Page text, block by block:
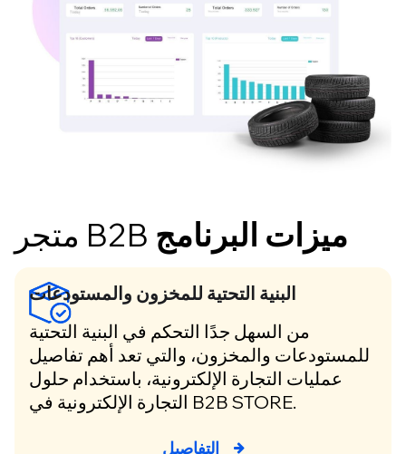
متجر B2B ميزات البرنامج
البنية التحتية للمخزون والمستودعات
من السهل جدًا التحكم في البنية التحتية
للمستودعات والمخزون، والتي تعد أهم تفاصيل
عمليات التجارة الإلكترونية، باستخدام حلول
التجارة الإلكترونية في B2B STORE.
التفاصيل